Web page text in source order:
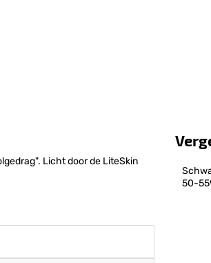
Licht door de LiteSkin
50-